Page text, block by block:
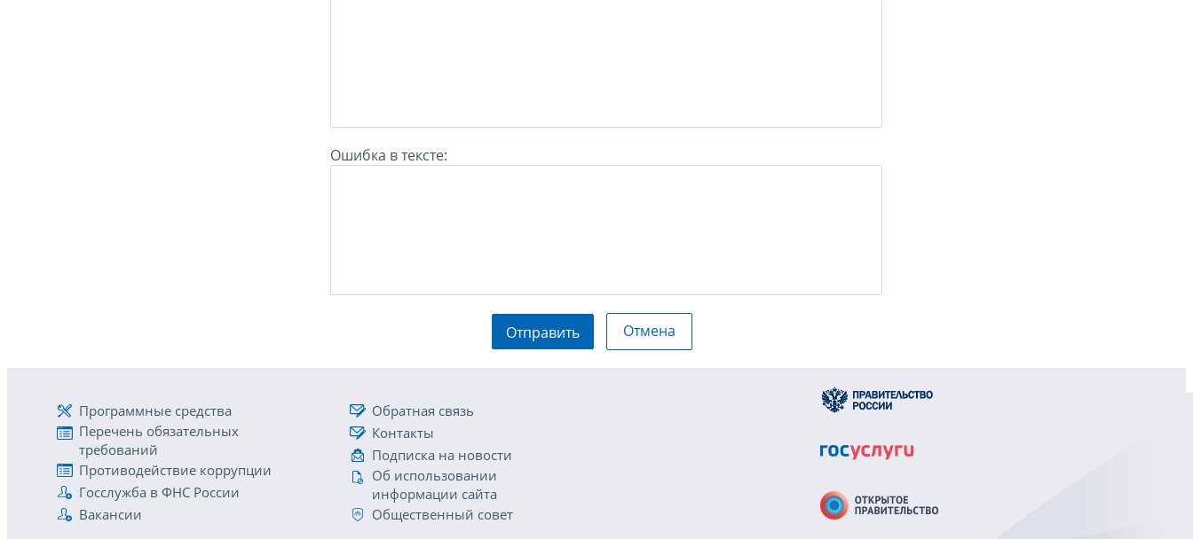
Ошибка в тексте:
Отправить Отмена
Программные средства
Перечень обязательных
требований
Противодействие коррупции
Госслужба в ФНС России
Вакансии
Обратная связь
Контакты
Подписка на новости
Об использовании
информации сайта
Общественный совет